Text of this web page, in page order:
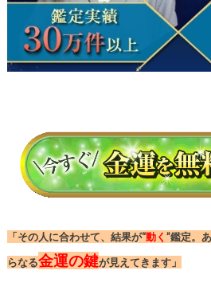
「その人に合わせて、結果が“動く ”鑑定。
らなる金運の鍵が見えてきます」